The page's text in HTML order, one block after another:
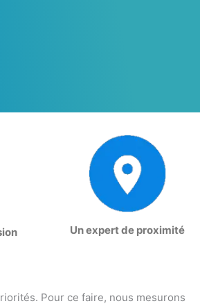
Un expert de proximité
Pour ce faire, nous mesurons